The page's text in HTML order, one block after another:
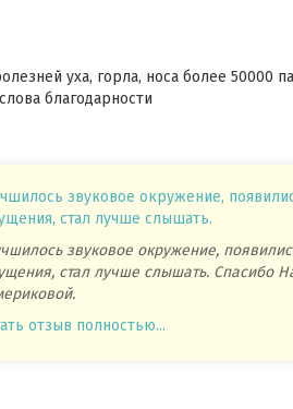
уха, горла, носа более 50000
благодарности
звуковое окружение,
стал лучше слышать.
звуковое окружение,
стал лучше слышать. Спасибо
отзыв полностью...